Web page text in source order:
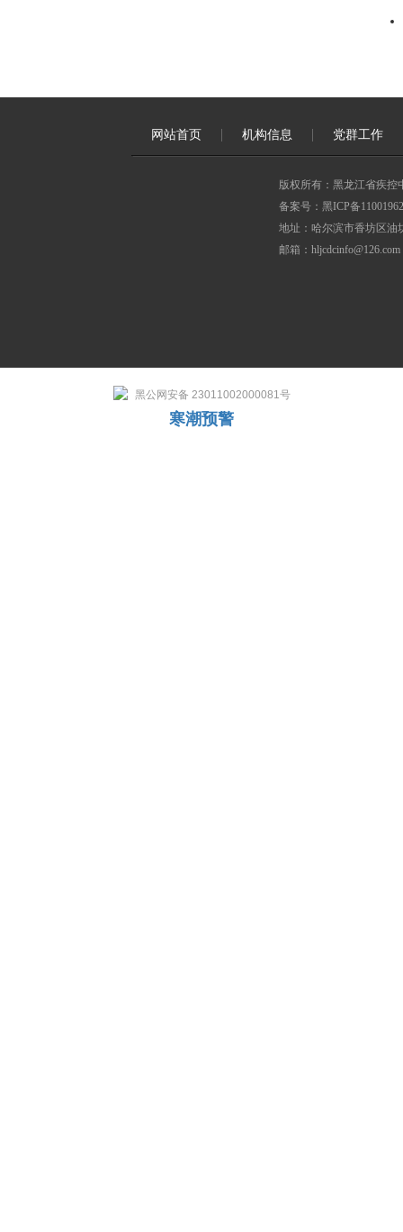
网站首页 机构信息 党群工作
版权所有：黑龙江省疾控
备案号：黑ICP备
地址：哈尔滨市香坊区油
邮箱：hljcdcinfo@126.com
黑公网安备 23011002000081号
寒潮预警